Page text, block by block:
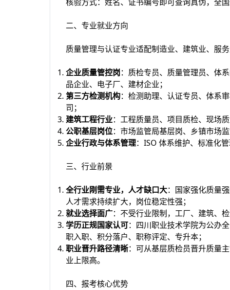
二、专业就业方向
质量管理与认证专业适配制造业、建筑业、服
企业质量管控岗：质检专员、质量管理员、体
品企业、电子厂、建材企业；
第三方检测机构：检测助理、认证专员、体系
司；
建筑工程行业：工程质量员、项目质检、现场
公职基层岗位：市场监管局基层岗、乡镇市场
企业行政与体系管理：ISO 体系维护、标准化
三、行业前景
全行业刚需专业，人才缺口大：国家强化质量
人才需求持续扩大，岗位稳定性强；
就业选择面广：不受行业限制，工厂、建筑、
学历正规国家认可：四川职业技术学院为公办
职入职、积分落户、职称评定、专升本；
职业晋升路径清晰：可从基层质检员晋升质量
业上限高。
四、报考核心优势